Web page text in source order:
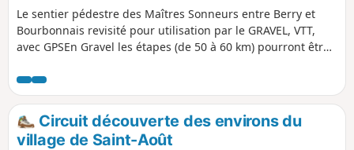
Le sentier pédestre des Maîtres Sonneurs entre Berry et
Bourbonnais revisité pour utilisation par le GRAVEL, VTT,
avec GPSEn Gravel les étapes (de 50 à 60 km) pourront être
km/jour C'est une boucle donc le départ peut se faire de
n'importe quel village du sentier pour les équestre prévoir
8 étapesCircuit découverte des environs du
village de Saint-Août